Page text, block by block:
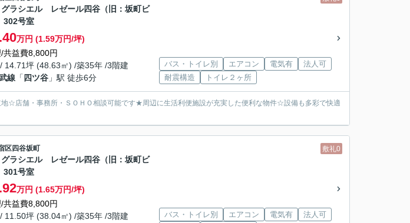
グラシエル レゼール四谷（旧：坂町ビ
302号室
万円 (1.59万円/坪)
共益費8,800円
14.71坪 (48.63㎡) /築35年 /3階建
線 「 四ツ谷 」駅 徒歩6分
バス・トイレ別 エアコン 電気有
法人可
耐震構造
トイレ２ヶ所
☆店舗・事務所・ＳＯＨＯ相談可能です★周辺に生活利便施設が充実した便利な物件☆設備も多彩で快適
敷礼0
区四谷坂町
グラシエル レゼール四谷（旧：坂町ビ
301号室
万円 (1.65万円/坪)
共益費8,800円
11.50坪 (38.04㎡) /築35年 /3階建
バス・トイレ別 エアコン 電気有
法人可